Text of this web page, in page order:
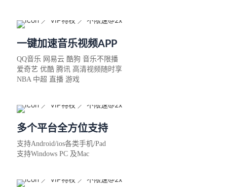
一键加速音乐视频APP
QQ音乐 网易云 酷狗 音乐不限播
爱奇艺 优酷 腾讯 高清视频随时享
NBA 中超 直播 游戏
多个平台全方位支持
支持Android/ios各类手机/Pad
支持Windows PC 及Mac